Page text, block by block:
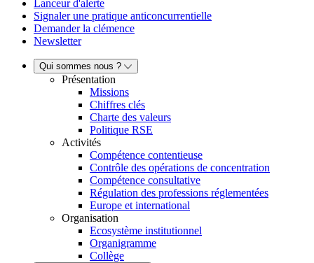
Lanceur d'alerte
Signaler une pratique anticoncurrentielle
Demander la clémence
Newsletter
Qui sommes nous ?
Présentation
Missions
Chiffres clés
Charte des valeurs
Politique RSE
Activités
Compétence contentieuse
Contrôle des opérations de concentration
Compétence consultative
Régulation des professions réglementées
Europe et international
Organisation
Ecosystème institutionnel
Organigramme
Collège